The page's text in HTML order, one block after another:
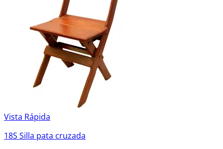
Vista Rápida
18S Silla pata cruzada